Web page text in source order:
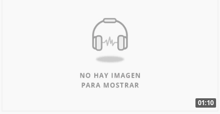
01:10